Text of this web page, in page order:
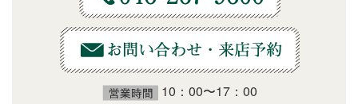
10：00〜17：00